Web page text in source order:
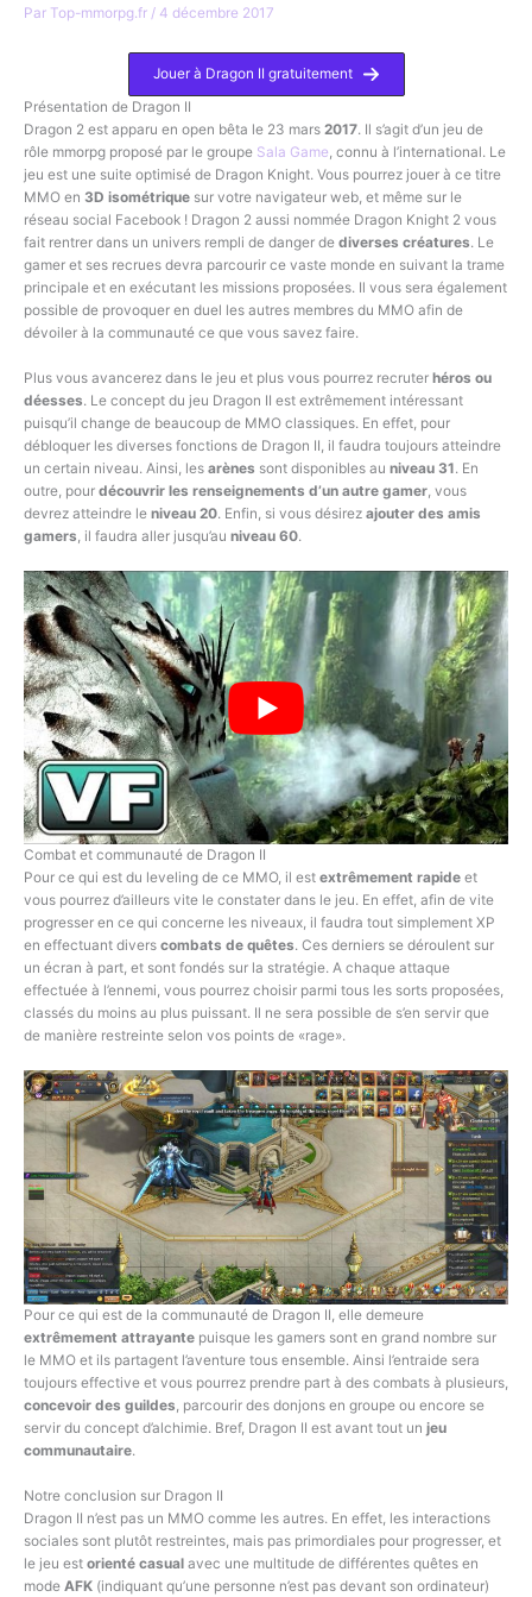
Par Top-mmorpg.fr / 4 décembre 2017
Jouer à Dragon II gratuitement
Présentation de Dragon II
Dragon 2 est apparu en open bêta le 23 mars 2017. Il s’agit d’un jeu de
rôle mmorpg proposé par le groupe Sala Game, connu à l’international. Le
jeu est une suite optimisé de Dragon Knight. Vous pourrez jouer à ce titre
MMO en 3D isométrique sur votre navigateur web, et même sur le
réseau social Facebook ! Dragon 2 aussi nommée Dragon Knight 2 vous
fait rentrer dans un univers rempli de danger de diverses créatures. Le
gamer et ses recrues devra parcourir ce vaste monde en suivant la trame
principale et en exécutant les missions proposées. Il vous sera également
possible de provoquer en duel les autres membres du MMO afin de
dévoiler à la communauté ce que vous savez faire.
Plus vous avancerez dans le jeu et plus vous pourrez recruter héros ou
déesses. Le concept du jeu Dragon II est extrêmement intéressant
puisqu’il change de beaucoup de MMO classiques. En effet, pour
débloquer les diverses fonctions de Dragon II, il faudra toujours atteindre
un certain niveau. Ainsi, les arènes sont disponibles au niveau 31 . En
outre, pour découvrir les renseignements d’un autre gamer, vous
devrez atteindre le niveau 20. Enfin, si vous désirez ajouter des amis
gamers, il faudra aller jusqu’au niveau 60.
Combat et communauté de Dragon II
Pour ce qui est du leveling de ce MMO, il est extrêmement rapide et
vous pourrez d’ailleurs vite le constater dans le jeu. En effet, afin de vite
progresser en ce qui concerne les niveaux, il faudra tout simplement XP
en effectuant divers combats de quêtes. Ces derniers se déroulent sur
un écran à part, et sont fondés sur la stratégie. A chaque attaque
effectuée à l’ennemi, vous pourrez choisir parmi tous les sorts proposées,
classés du moins au plus puissant. Il ne sera possible de s’en servir que
de manière restreinte selon vos points de «rage».
Pour ce qui est de la communauté de Dragon II, elle demeure
extrêmement attrayante puisque les gamers sont en grand nombre sur
le MMO et ils partagent l’aventure tous ensemble. Ainsi l’entraide sera
toujours effective et vous pourrez prendre part à des combats à plusieurs,
concevoir des guildes , parcourir des donjons en groupe ou encore se
servir du concept d’alchimie. Bref, Dragon II est avant tout un jeu
communautaire.
Notre conclusion sur Dragon II
Dragon II n’est pas un MMO comme les autres. En effet, les interactions
sociales sont plutôt restreintes, mais pas primordiales pour progresser, et
le jeu est orienté casual avec une multitude de différentes quêtes en
mode AFK (indiquant qu’une personne n’est pas devant son ordinateur)